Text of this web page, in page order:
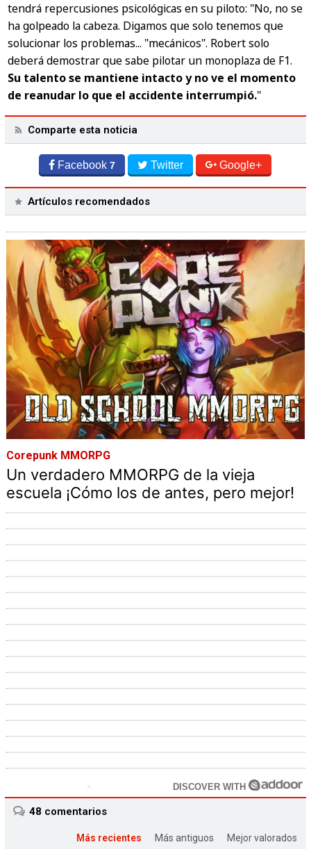
tendrá repercusiones psicológicas en su piloto: "No, no se
ha golpeado la cabeza. Digamos que solo tenemos que
solucionar los problemas... "mecánicos". Robert solo
deberá demostrar que sabe pilotar un monoplaza de F1.
Su talento se mantiene intacto y no ve el momento
de reanudar lo que el accidente interrumpió."
Comparte esta noticia
Facebook7 Twitter Google+
Artículos recomendados
Corepunk MMORPG
Un verdadero MMORPG de la vieja
escuela ¡Cómo los de antes, pero mejor!
DISCOVER WITH
48 comentarios
Más recientes Más antiguos Mejor valorados